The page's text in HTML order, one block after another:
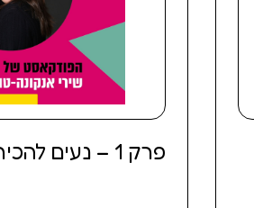
פרק 1 – נעים להכיר